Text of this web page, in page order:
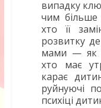
випадку
чим
хто її
розвитку
мами — як
хто має
карає
руйнуючі
психіці